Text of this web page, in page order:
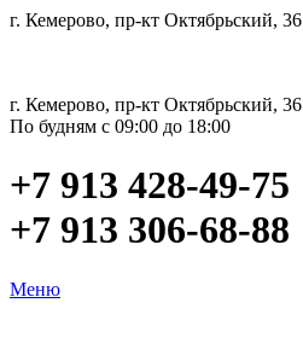
г. Кемерово, пр-кт Октябрьский, 36
г. Кемерово, пр-кт Октябрьский, 36
По будням с 09:00 до 18:00
+7 913 428-49-75
+7 913 306-68-88
Меню